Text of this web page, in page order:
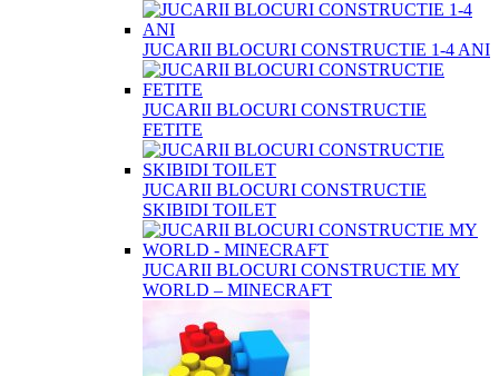
JUCARII BLOCURI CONSTRUCTIE 1-4 ANI
JUCARII BLOCURI CONSTRUCTIE
FETITE
JUCARII BLOCURI CONSTRUCTIE
SKIBIDI TOILET
JUCARII BLOCURI CONSTRUCTIE MY
WORLD – MINECRAFT